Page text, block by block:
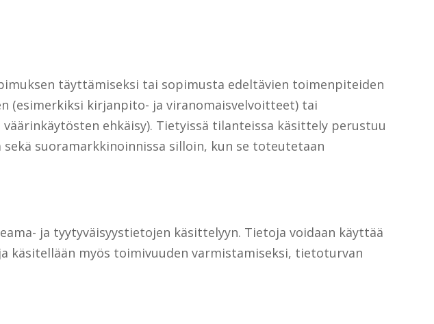
täyttämiseksi tai sopimusta edeltävien toimenpiteiden
(esimerkiksi kirjanpito- ja viranomaisvelvoitteet) tai
ehkäisy). Tietyissä tilanteissa käsittely perustuu
suoramarkkinoinnissa silloin, kun se toteutetaan
ja tyytyväisyystietojen käsittelyyn. Tietoja voidaan käyttää
käsitellään myös toimivuuden varmistamiseksi, tietoturvan